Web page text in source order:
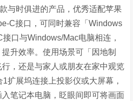
与时俱进的产品，优秀适配苹果
C接口，可同时兼容「Windows
接口与Windows/Mac电脑相连，
升效率。使用场景可「因地制
，还是与家人或朋友在家中观览
1扩展坞连接上投影仪或大屏幕，
笔记本电脑，眨眼间即可将画面